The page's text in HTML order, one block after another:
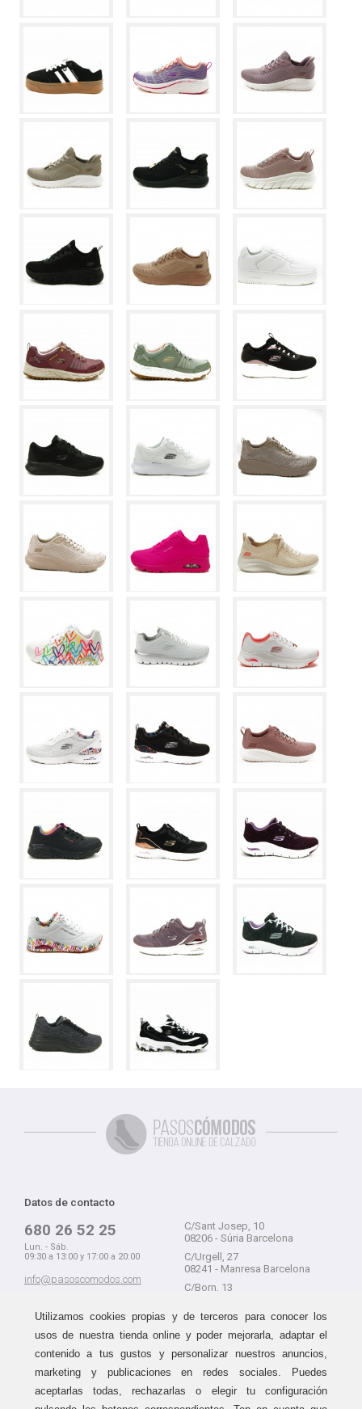
Datos de contacto
680 26 52 25
Lun. - Sáb.
09:30 a 13:00 y 17:00 a 20:00
info@pasoscomodos.com
C/Sant Josep, 10
08206 - Súria Barcelona
C/Urgell, 27
08241 - Manresa Barcelona
C/Born, 13
Guía de compra Devolución sin problemas
Haz tus compras sin miedo a
Utilizamos cookies propias y de terceros para conocer los
usos de nuestra tienda online y poder mejorarla, adaptar el
contenido a tus gustos y personalizar nuestros anuncios,
marketing y publicaciones en redes sociales. Puedes
aceptarlas todas, rechazarlas o elegir tu configuración